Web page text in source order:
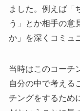
ました。例えば「
う」とか相手の意
か」を深くコミュ
当時はこのコーチ
自分の中で考える
チングをするため